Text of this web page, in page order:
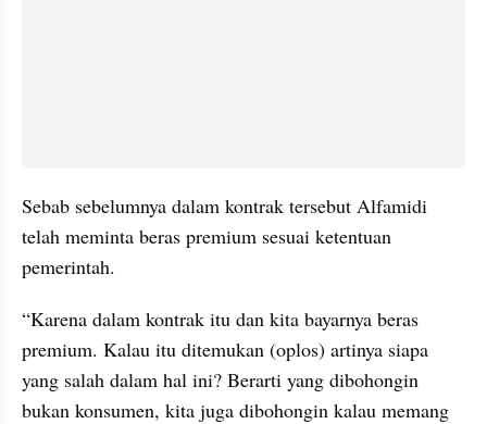
Sebab sebelumnya dalam kontrak tersebut Alfamidi
telah meminta beras premium sesuai ketentuan
pemerintah.
“Karena dalam kontrak itu dan kita bayarnya beras
premium. Kalau itu ditemukan (oplos) artinya siapa
yang salah dalam hal ini? Berarti yang dibohongin
bukan konsumen, kita juga dibohongin kalau memang